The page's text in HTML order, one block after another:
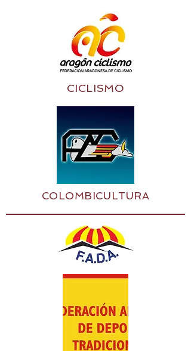
CICLISMO
COLOMBICULTURA